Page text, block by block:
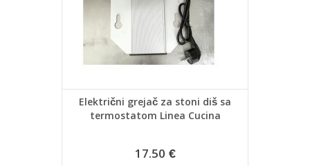
Električni grejač za stoni diš sa
termostatom Linea Cucina
17.50 €